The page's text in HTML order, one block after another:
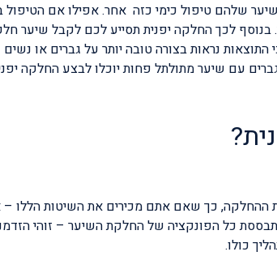
שלהם טיפול כימי כזה אחר. אפילו אם
בנוסף לכך החלקה יפנית תסייע לכם לקבל שיער
נראות בצורה טובה יותר על גברים או
עם שיער מתולתל פחות יוכלו לבצע החלקה
ההחלקה, כך שאם אתם מכירים את השיטות הללו –
כל הפונקציה של החלקת השיער – זוהי
כולו.